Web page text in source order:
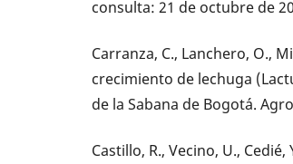
consulta: 21 de octubre de
Carranza, C., Lanchero, O.,
crecimiento de lechuga
de la Sabana de Bogotá.
Castillo, R., Vecino, U.,